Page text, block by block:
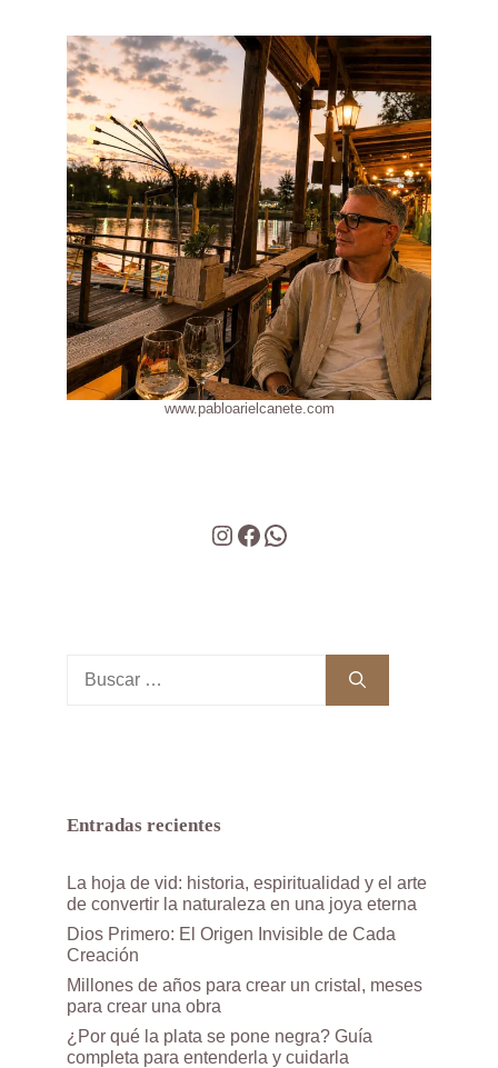
www.pabloarielcanete.com
Instagram
Facebook
WhatsApp
Entradas recientes
La hoja de vid: historia, espiritualidad y el arte
de convertir la naturaleza en una joya eterna
Dios Primero: El Origen Invisible de Cada
Creación
Millones de años para crear un cristal, meses
para crear una obra
¿Por qué la plata se pone negra? Guía
completa para entenderla y cuidarla